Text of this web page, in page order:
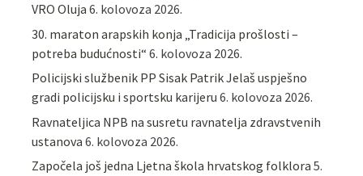
VRO Oluja 6. kolovoza 2026.
30. maraton arapskih konja „Tradicija prošlosti –
potreba budućnosti“ 6. kolovoza 2026.
Policijski službenik PP Sisak Patrik Jelaš uspješno
gradi policijsku i sportsku karijeru 6. kolovoza 2026.
Ravnateljica NPB na susretu ravnatelja zdravstvenih
ustanova 6. kolovoza 2026.
Započela još jedna Ljetna škola hrvatskog folklora 5.